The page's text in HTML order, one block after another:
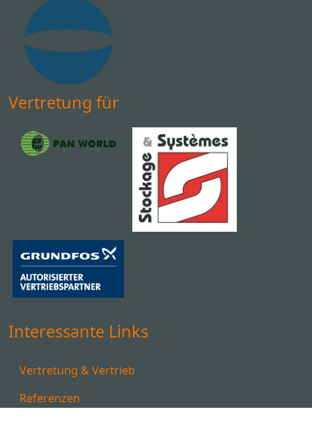
Vertretung für
Interessante Links
Vertretung & Vertrieb
Referenzen